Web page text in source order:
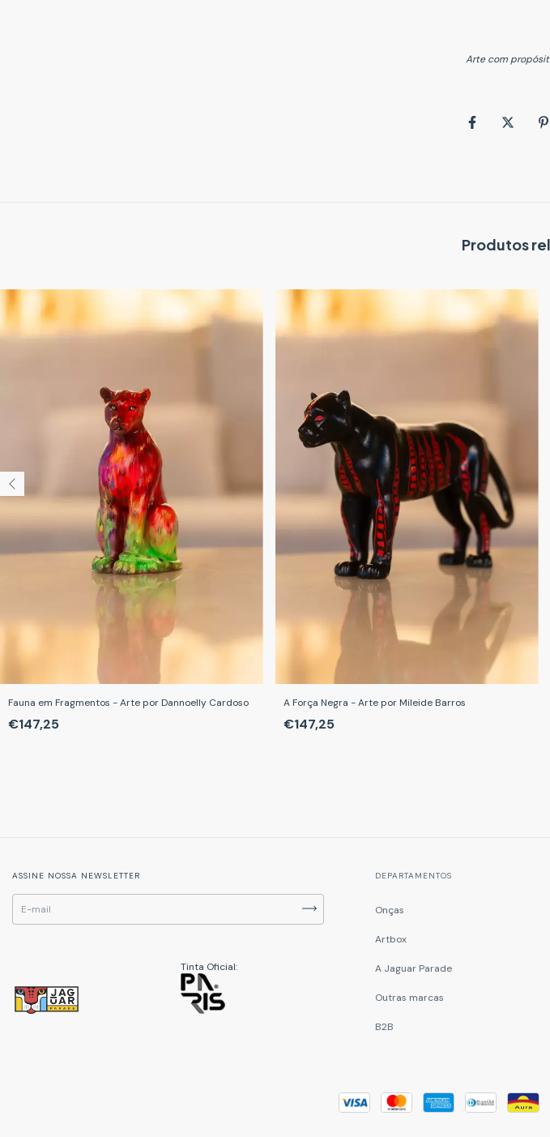
Arte com
Produtos
Fauna em Fragmentos - Arte por Dannoelly Cardoso
€147,25
A Força Negra - Arte por Mileide Barros
€147,25
ASSINE NOSSA NEWSLETTER
Tinta Oficial:
DEPARTAMENTOS
Onças
Artbox
A Jaguar Parade
Outras marcas
B2B